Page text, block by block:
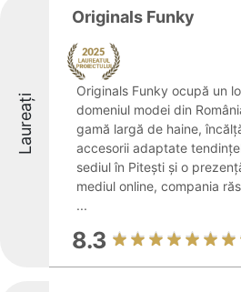
Laureați
Originals Funky
Originals Funky ocupă un
domeniul modei din
gamă largă de haine,
accesorii adaptate
sediul în Pitești și o
mediul online, compania
...
8.3